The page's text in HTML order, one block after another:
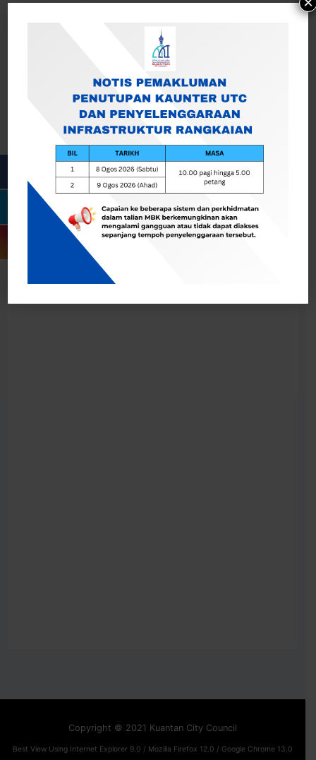
JUPEM – Jambatan Seberang Baluk, Jalan Semambu,
Jalan Pantai Batu Hitam dan Jalan Dalam Pantai Baluk
Turath Negeri Pahang) – MBK/W/SH: 51/2024
Copyright © 2021 Kuantan City Council
Best View Using Internet Explorer 9.0 / Mozilla Firefox 12.0 / Google Chrome 13.0